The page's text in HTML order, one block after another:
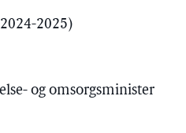
2025)
og omsorgsminister